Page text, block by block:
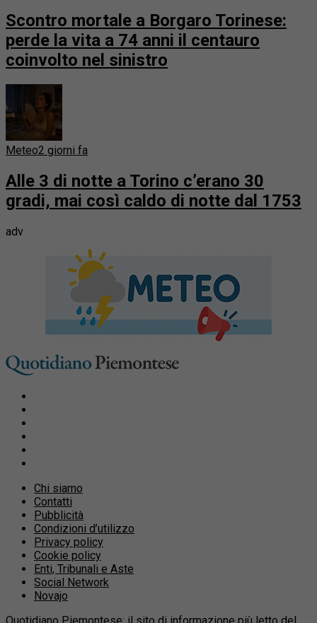
Scontro mortale a Borgaro Torinese:
perde la vita a 74 anni il centauro
coinvolto nel sinistro
Meteo2 giorni fa
Alle 3 di notte a Torino c’erano 30
gradi, mai così caldo di notte dal 1753
adv
Chi siamo
Contatti
Pubblicità
Condizioni d’utilizzo
Privacy policy
Cookie policy
Enti, Tribunali e Aste
Social Network
Novajo